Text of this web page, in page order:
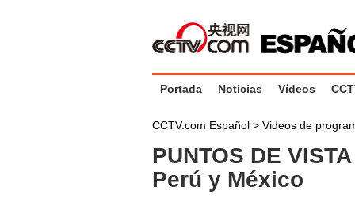
Portada Noticias Vídeos
CCTV.com Español > Videos de
PUNTOS DE
Perú y México